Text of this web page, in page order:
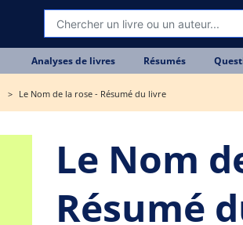
Analyses de livres Résumés
Le Nom de la rose - Résumé du livre
Le Nom
Résumé